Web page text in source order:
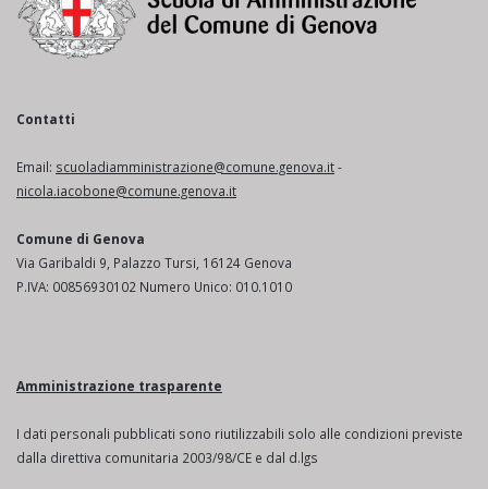
Contatti
Email: scuoladiamministrazione@comune.genova.it-
nicola.iacobone@comune.genova.it
Comune di Genova
Via Garibaldi 9, Palazzo Tursi, 16124 Genova
P.IVA: 00856930102 Numero Unico: 010.1010
Amministrazione trasparente
I dati personali pubblicati sono riutilizzabili solo alle condizioni previste
dalla direttiva comunitaria 2003/98/CE e dal d.lgs